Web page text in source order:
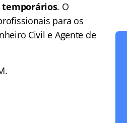
temporários. O
para os
Civil e Agente de